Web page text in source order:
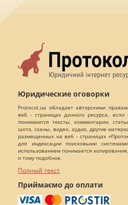
Юридические оговорки
Protocol.ua обладает авторскими
веб - страницах данного ресурса,
понимаются тексты, комментарии,
шота, сканы, видео, аудио, другие
размещенных на веб - страницах
для индексации поисковыми
использованием понимается
и тому подобное.
Полный текст
Приймаємо до оплати